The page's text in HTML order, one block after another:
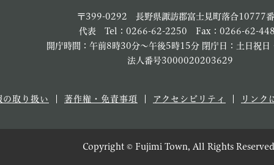
〒399-0292 長野県諏訪郡富士見町落合10777
代表 Tel：0266-62-2250 Fax：0266-62-
開庁時間：午前8時30分～午後5時15分 閉庁日：土日祝日
法人番号3000020203629
の取り扱い 著作権・免責事項 アクセシビリティ リンク
Copyright © Fujimi Town, All Rights